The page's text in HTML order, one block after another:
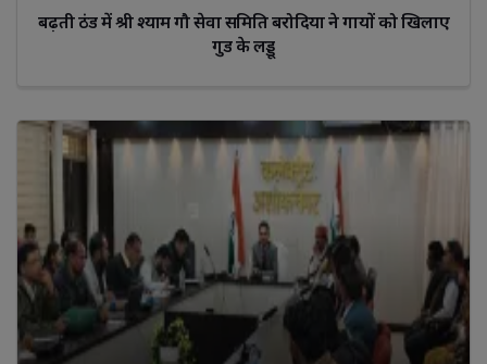
बढ़ती ठंड में श्री श्याम गौ सेवा समिति बरोदिया ने गायों को खिलाए
गुड के लड्डू